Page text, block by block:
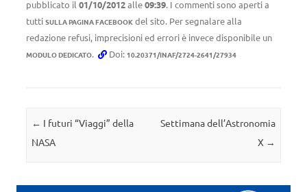
pubblicato il 01/10/2012alle09:39. I commenti sono aperti a
tutti SULLA PAGINA FACEBOOK del sito. Per segnalare alla
redazione refusi, imprecisioni ed errori è invece disponibile un
MODULO DEDICATO. Doi: 10.20371/INAF/2724-2641/27934
Navigazione articolo
← I futuri “Viaggi” della
NASA
Settimana dell’Astronomia
X →